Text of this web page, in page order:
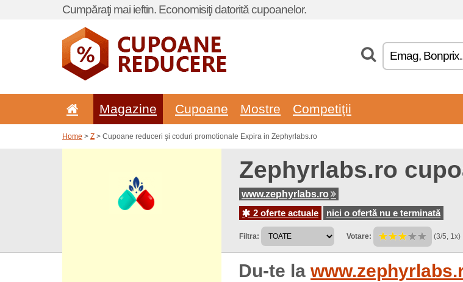
Cumpăraţi mai ieftin. Economisiţi datorită cupoanelor.
Magazine Cupoane Mostre Competiţii
Home > Z > Cupoane reduceri şi coduri promotionale Expira in Zephyrlabs.ro
Zephyrlabs.ro
www.zephyrlabs.ro
2 oferte actuale
nici o ofertă nu e terminată
Filtra: Votare: (3/5, 1x)
Du-te la